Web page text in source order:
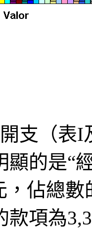
支（表I
顯的是“
，佔總
項為